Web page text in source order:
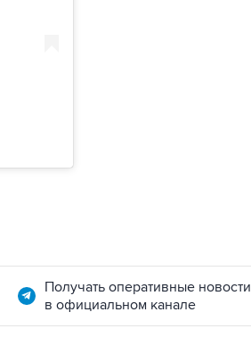
Получать оперативные новости
в официальном канале